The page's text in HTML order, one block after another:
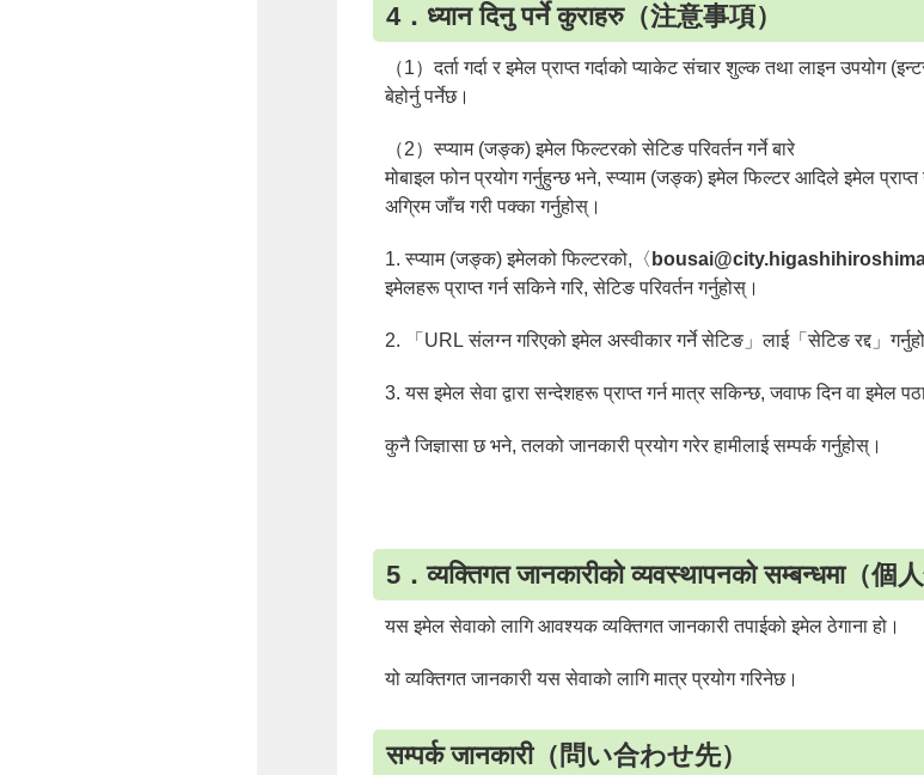
4．ध्यान दिनु पर्ने कुराहरु（注意事項）
（1）दर्ता गर्दा र इमेल प्राप्त गर्दाको प्याकेट संचार शुल्क तथा लाइन उपयोग
बेहोर्नु पर्नेछ।
（2）स्प्याम (जङ्क) इमेल फिल्टरको सेटिङ परिवर्तन गर्ने बारे
मोबाइल फोन प्रयोग गर्नुहुन्छ भने, स्प्याम (जङ्क) इमेल फिल्टर आदिले इमेल प्राप्त
अग्रिम जाँच गरी पक्का गर्नुहोस्।
1. स्प्याम (जङ्क) इमेलको फिल्टरको,〈
इमेलहरू प्राप्त गर्न सकिने गरि, सेटिङ परिवर्तन गर्नुहोस्।
2. 「URL संलग्न गरिएको इमेल अस्वीकार गर्ने सेटिङ」लाई「सेटिङ रद्द」
3. यस इमेल सेवा द्वारा सन्देशहरू प्राप्त गर्न मात्र सकिन्छ, जवाफ दिन वा इमेल
कुनै जिज्ञासा छ भने, तलको जानकारी प्रयोग गरेर हामीलाई सम्पर्क गर्नुहोस्।
5．व्यक्तिगत जानकारीको व्यवस्थापनको सम्बन्धमा（
यस इमेल सेवाको लागि आवश्यक व्यक्तिगत जानकारी तपाईको इमेल ठेगाना हो।
यो व्यक्तिगत जानकारी यस सेवाको लागि मात्र प्रयोग गरिनेछ।
सम्पर्क जानकारी（問い合わせ先）